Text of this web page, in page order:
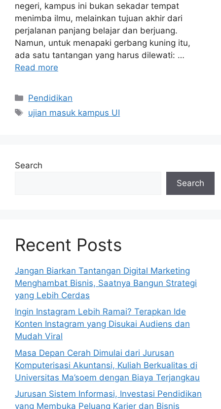
negeri, kampus ini bukan sekadar tempat
menimba ilmu, melainkan tujuan akhir dari
perjalanan panjang belajar dan berjuang.
Namun, untuk menapaki gerbang kuning itu,
ada satu tantangan yang harus dilewati: …
Read more
Categories
Pendidikan
Tags
ujian masuk kampus UI
Search
Search
Recent Posts
Jangan Biarkan Tantangan Digital Marketing
Menghambat Bisnis, Saatnya Bangun Strategi
yang Lebih Cerdas
Ingin Instagram Lebih Ramai? Terapkan Ide
Konten Instagram yang Disukai Audiens dan
Mudah Viral
Masa Depan Cerah Dimulai dari Jurusan
Komputerisasi Akuntansi, Kuliah Berkualitas di
Universitas Ma’soem dengan Biaya Terjangkau
Jurusan Sistem Informasi, Investasi Pendidikan
yang Membuka Peluang Karier dan Bisnis